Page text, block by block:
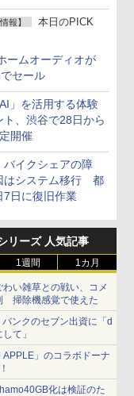
報】
本日のPICK
ームオーディオが
セール
AI」を活用する体験
ト、渋谷で28日から
開催
バイクシェアの障
はシステム移行 都
7日に復旧作業
リーズ 人気記事
1週間 1カ月
わい雑草との戦い、コメ
掃除機感覚で使えた
ンクのセブン出資に「d
て」
APPLE」のコラボドーナ
化は検証のた